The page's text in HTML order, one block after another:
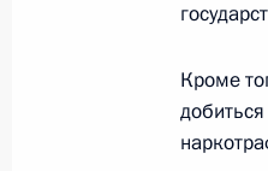
Начало
21
Кроме